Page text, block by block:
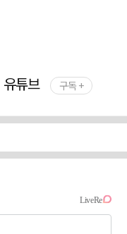
유튜브 구독 +